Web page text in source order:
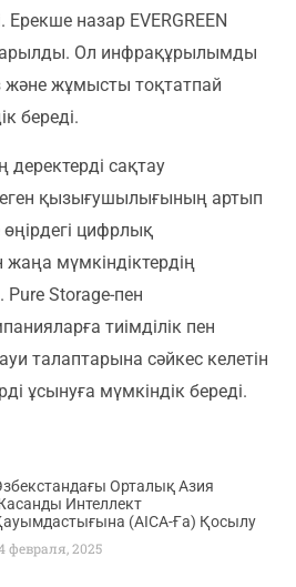
Ерекше назар EVERGREEN
Ол инфрақұрылымды
жұмысты тоқтатпай
береді.
деректерді сақтау
қызығушылығының артып
цифрлық
мүмкіндіктердің
Storage-пен
тиімділік пен
талаптарына сәйкес келетін
ұсынуға мүмкіндік береді.
Орталық Азия
Интеллект
(AICA-Ға) Қосылу
февраля, 2025